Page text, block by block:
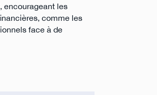
encourageant les
comme les
face à de